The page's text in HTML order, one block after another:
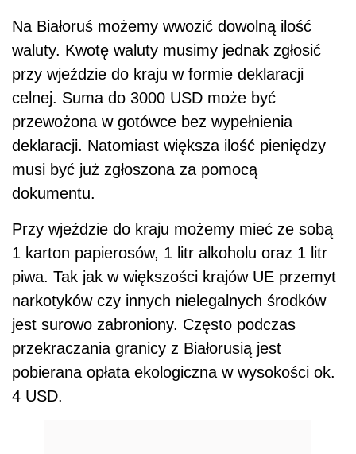
Na Białoruś możemy wwozić dowolną ilość
waluty. Kwotę waluty musimy jednak zgłosić
przy wjeździe do kraju w formie deklaracji
celnej. Suma do 3000 USD może być
przewożona w gotówce bez wypełnienia
deklaracji. Natomiast większa ilość pieniędzy
musi być już zgłoszona za pomocą
dokumentu.
Przy wjeździe do kraju możemy mieć ze sobą
1 karton papierosów, 1 litr alkoholu oraz 1 litr
piwa. Tak jak w większości krajów UE przemyt
narkotyków czy innych nielegalnych środków
jest surowo zabroniony. Często podczas
przekraczania granicy z Białorusią jest
pobierana opłata ekologiczna w wysokości ok.
4 USD.